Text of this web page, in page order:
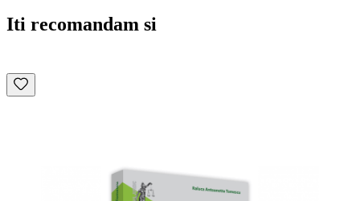
Iti recomandam si